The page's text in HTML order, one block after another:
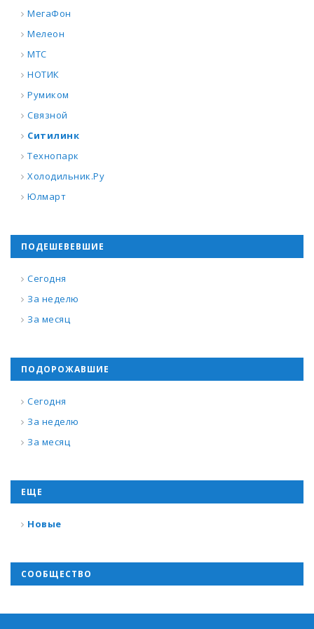
МегаФон
Мелеон
МТС
НОТИК
Румиком
Связной
Ситилинк
Технопарк
Холодильник.Ру
Юлмарт
ПОДЕШЕВЕВШИЕ
Сегодня
За неделю
За месяц
ПОДОРОЖАВШИЕ
Сегодня
За неделю
За месяц
ЕЩЕ
Новые
СООБЩЕСТВО